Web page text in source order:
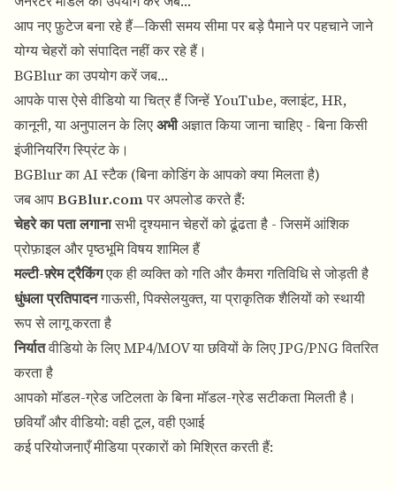
आप नए फ़ुटेज बना रहे हैं—किसी समय सीमा पर बड़े पैमाने पर पहचाने जाने
योग्य चेहरों को संपादित नहीं कर रहे हैं।
BGBlur का उपयोग करें जब…
आपके पास ऐसे वीडियो या चित्र हैं जिन्हें YouTube, क्लाइंट, HR,
कानूनी, या अनुपालन के लिएअभीअज्ञात किया जाना चाहिए - बिना किसी
इंजीनियरिंग स्प्रिंट के।
BGBlur का AI स्टैक (बिना कोडिंग के आपको क्या मिलता है)
जब आपBGBlur.comपर अपलोड करते हैं:
चेहरे का पता लगानासभी दृश्यमान चेहरों को ढूंढता है - जिसमें आंशिक
प्रोफ़ाइल और पृष्ठभूमि विषय शामिल हैं
मल्टी-फ़्रेम ट्रैकिंगएक ही व्यक्ति को गति और कैमरा गतिविधि से जोड़ती है
धुंधला प्रतिपादनगाऊसी, पिक्सेलयुक्त, या प्राकृतिक शैलियों को स्थायी
रूप से लागू करता है
निर्यातवीडियो के लिए MP4/MOV या छवियों के लिए JPG/PNG वितरित
करता है
आपको मॉडल-ग्रेड जटिलता के बिना मॉडल-ग्रेड सटीकता मिलती है।
छवियाँ और वीडियो: वही टूल, वही एआई
कई परियोजनाएँ मीडिया प्रकारों को मिश्रित करती हैं: